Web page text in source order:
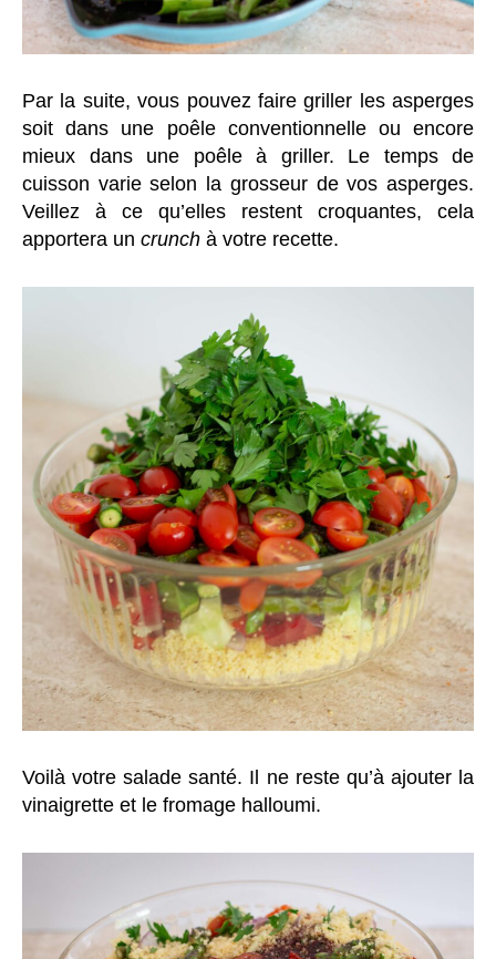
Par la suite, vous pouvez faire griller les asperges
soit dans une poêle conventionnelle ou encore
mieux dans une poêle à griller. Le temps de
cuisson varie selon la grosseur de vos asperges.
Veillez à ce qu’elles restent croquantes, cela
apportera un crunch à votre recette.
Voilà votre salade santé. Il ne reste qu’à ajouter la
vinaigrette et le fromage halloumi.